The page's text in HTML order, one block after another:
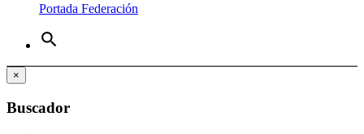
Portada Federación
search
×
Buscador